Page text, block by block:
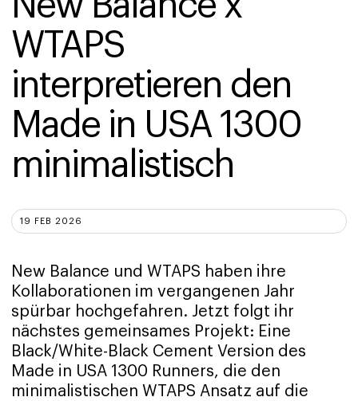
WTAPS
interpretieren den
Made in USA 1300
minimalistisch
19 FEB 2026
New Balance und WTAPS haben ihre
Kollaborationen im vergangenen Jahr
spürbar hochgefahren. Jetzt folgt ihr
nächstes gemeinsames Projekt: Eine
Black/White-Black Cement Version des
Made in USA 1300 Runners, die den
minimalistischen WTAPS Ansatz auf die